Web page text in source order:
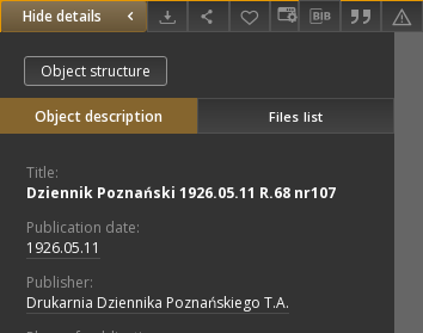
Hide details
Object structure
Object description Files list
Title:
Dziennik Poznański 1926.05.11 R.68 nr107
Publication date:
1926.05.11
Publisher:
Drukarnia Dziennika Poznańskiego T.A.